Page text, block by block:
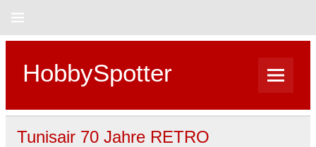
HobbySpotter
Tunisair 70 Jahre RETRO